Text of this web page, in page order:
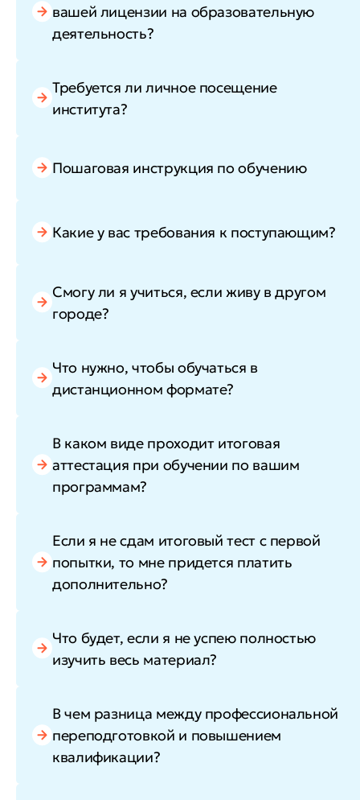
вашей лицензии на образовательную
деятельность?
Требуется ли личное посещение
института?
Пошаговая инструкция по обучению
Какие у вас требования к поступающим?
Смогу ли я учиться, если живу в другом
городе?
Что нужно, чтобы обучаться в
дистанционном формате?
В каком виде проходит итоговая
аттестация при обучении по вашим
программам?
Если я не сдам итоговый тест с первой
попытки, то мне придется платить
дополнительно?
Что будет, если я не успею полностью
изучить весь материал?
В чем разница между профессиональной
переподготовкой и повышением
квалификации?